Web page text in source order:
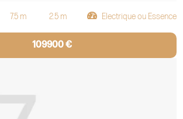
7.5 m 2.5 m Electrique ou Essence
109900 €